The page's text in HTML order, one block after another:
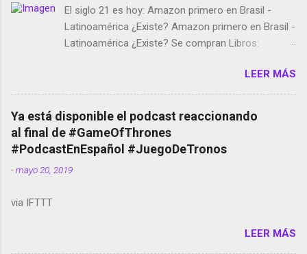
El siglo 21 es hoy: Amazon primero en Brasil -
Latinoamérica ¿Existe? Amazon primero en Brasil -
Latinoamérica ¿Existe? Se compran Libros:
temporada de Black Mirror Twitter deja de verificar
cuentas Responden los fotógrafos Brian May y el
copyright en Instagram Música y vídeo selfies en la
red social Riddley Scott saca a Kevin Spacey de su
película Francisco regaña a los que usan el
smartphone en sus misas La serie de la Tierra
Media GoBee - StartUp de bicicletas de alquiler
Live Photos en Google Photos Llegando Partimos
LEER MÁS
Ya está disponible el podcast reaccionando
al final de #GameOfThrones
#PodcastEnEspañol #JuegoDeTronos
-mayo 20, 2019
via IFTTT
LEER MÁS